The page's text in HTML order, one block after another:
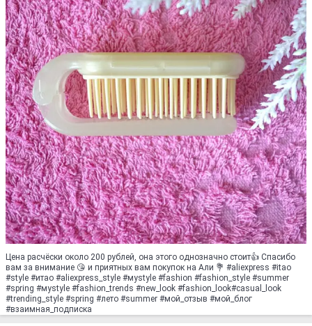
Цена расчёски около 200 рублей, она этого однозначно стоит👍 Спасибо
вам за внимание 😘 и приятных вам покупок на Али 💐 #aliexpress #itao
#style #итао #aliexpress_style #муstylе #fashion #fashion_style #summer
#spring #муstylе #fashion_trends #new_look #fashion_look#casual_look
#trending_style #spring #лето #summer #мoй_oтзыв #мoй_блoг
#взаимная_подписка